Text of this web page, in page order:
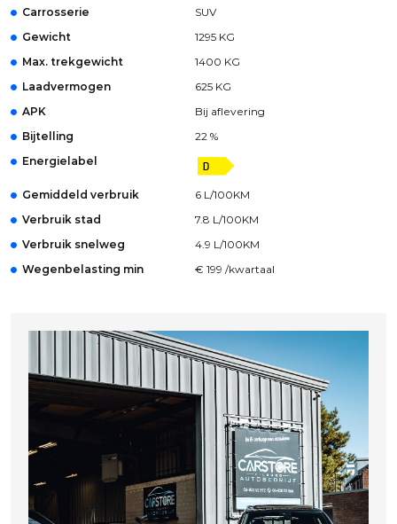
Carrosserie
SUV
Gewicht
1295 KG
Max. trekgewicht
1400 KG
Laadvermogen
625 KG
APK
Bij aflevering
Bijtelling
22 %
Energielabel
Gemiddeld verbruik
6 L/100KM
Verbruik stad
7.8 L/100KM
Verbruik snelweg
4.9 L/100KM
Wegenbelasting min
€ 199 /kwartaal